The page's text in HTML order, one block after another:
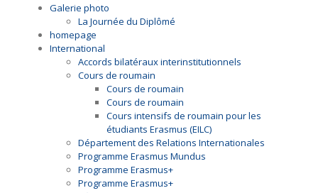
Galerie photo
La Journée du Diplômé
homepage
International
Accords bilatéraux interinstitutionnels
Cours de roumain
Cours de roumain
Cours de roumain
Cours intensifs de roumain pour les
étudiants Erasmus (EILC)
Département des Relations Internationales
Programme Erasmus Mundus
Programme Erasmus+
Programme Erasmus+